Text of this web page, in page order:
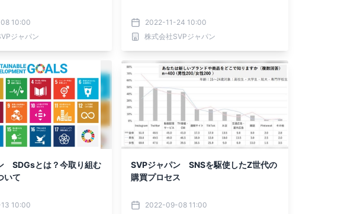
10:00
ジャパン
2022-11-24 10:00
株式会社SVPジャパン
SDGsとは？今取り組む
いて
10:00
SVPジャパン SNSを駆使したZ世代の
購買プロセス
2022-09-08 11:00